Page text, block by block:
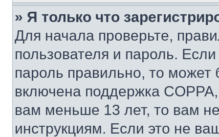
» Я только что
Для начала проверьте,
пользователя и пароль.
пароль правильно, то может
включена поддержка
вам меньше 13 лет, то вам
инструкциям. Если это не